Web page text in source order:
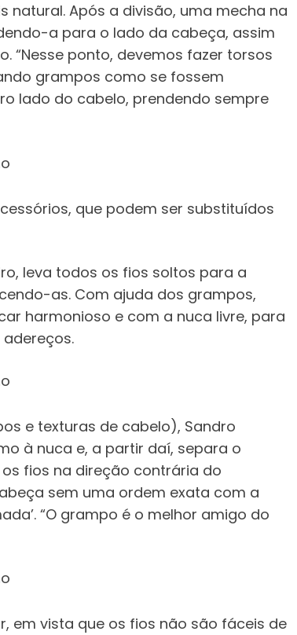
natural. Após a divisão, uma mecha na
a para o lado da cabeça, assim
ponto, devemos fazer torsos
grampos como se fossem
lado do cabelo, prendendo sempre
que podem ser substituídos
leva todos os fios soltos para a
as. Com ajuda dos grampos,
harmonioso e com a nuca livre, para
e texturas de cabelo), Sandro
à nuca e, a partir daí, separa o
fios na direção contrária do
sem uma ordem exata com a
“O grampo é o melhor amigo do
em vista que os fios não são fáceis de